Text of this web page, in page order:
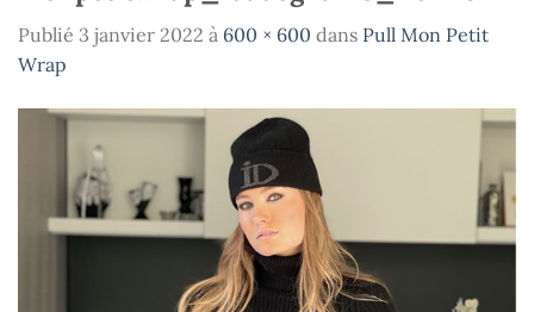
Publié 3 janvier 2022 à 600 × 600 dans Pull Mon Petit
Wrap